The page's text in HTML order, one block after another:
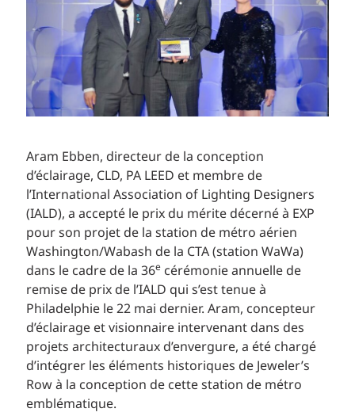
Aram Ebben, directeur de la conception
d’éclairage, CLD, PA LEED et membre de
l’International Association of Lighting Designers
(IALD), a accepté le prix du mérite décerné à EXP
pour son projet de la station de métro aérien
Washington/Wabash de la CTA (station WaWa)
dans le cadre de la 36e cérémonie annuelle de
remise de prix de l’IALD qui s’est tenue à
Philadelphie le 22 mai dernier. Aram, concepteur
d’éclairage et visionnaire intervenant dans des
projets architecturaux d’envergure, a été chargé
d’intégrer les éléments historiques de Jeweler’s
Row à la conception de cette station de métro
emblématique.